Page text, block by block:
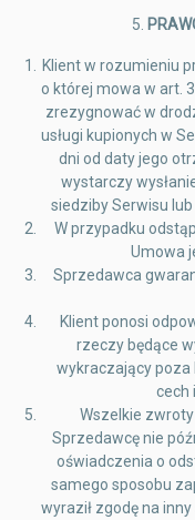
5.
Klient w rozumieniu
o której mowa w art.
zrezygnować w
usługi kupionych w
dni od daty jego
wystarczy
siedziby Serwisu
W przypadku
Umowa
Sprzedawca
Klient ponosi
rzeczy będące
wykraczający
cech
Wszelkie
Sprzedawcę nie
oświadczenia o
samego sposobu
wyraził zgodę na